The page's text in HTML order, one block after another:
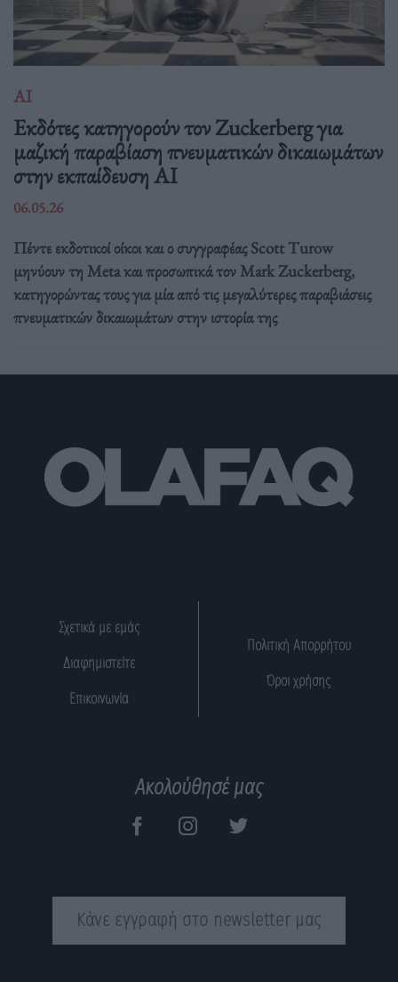
ΑΙ
Εκδότες κατηγορούν τον Zuckerberg για
μαζική παραβίαση πνευματικών δικαιωμάτων
στην εκπαίδευση AI
06.05.26
Πέντε εκδοτικοί οίκοι και ο συγγραφέας Scott Turow
μηνύουν τη Meta και προσωπικά τον Mark Zuckerberg,
κατηγορώντας τους για μία από τις μεγαλύτερες παραβιάσεις
πνευματικών δικαιωμάτων στην ιστορία της
Σχετικά με εμάς
Διαφημιστείτε
Επικοινωνία
Πολιτική Απορρήτου
Όροι χρήσης
Ακολούθησέ μας
Κάνε εγγραφή στο newsletter μας